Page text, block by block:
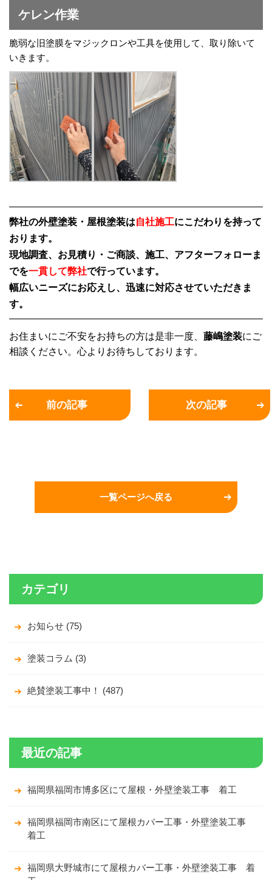
ケレン作業
脆弱な旧塗膜をマジックロンや工具を使用して、取り除いて
いきます。
弊社の外壁塗装・屋根塗装は自社施工にこだわりを持って
おります。
現地調査、お見積り・ご商談、施工、アフターフォローま
でを一貫して弊社で行っています。
幅広いニーズにお応えし、迅速に対応させていただきま
す。
お住まいにご不安をお持ちの方は是非一度、 藤嶋塗装にご
相談ください。心よりお待ちしております。
前の記事 次の記事
一覧ページへ戻る
カテゴリ
お知らせ (75)
塗装コラム (3)
絶賛塗装工事中！ (487)
最近の記事
福岡県福岡市博多区にて屋根・外壁塗装工事 着工
福岡県福岡市南区にて屋根カバー工事・外壁塗装工事
着工
福岡県大野城市にて屋根カバー工事・外壁塗装工事 着